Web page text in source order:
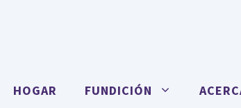
HOGAR FUNDICIÓN